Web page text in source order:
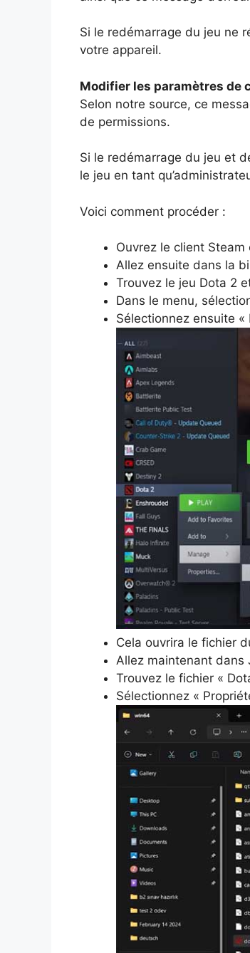
Si le redémarrage du jeu ne
votre appareil.
Modifier les paramètres de
Selon notre source, ce
de permissions.
Si le redémarrage du jeu et
le jeu en tant
Voici comment procéder :
Ouvrez le client
Allez ensuite dans la
Trouvez le jeu Dota 2
Dans le menu,
Sélectionnez ensuite
Cela ouvrira le fichier
Allez maintenant dans
Trouvez le fichier «
Sélectionnez «